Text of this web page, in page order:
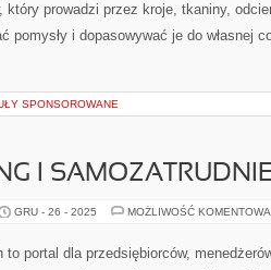
który prowadzi przez kroje, tkaniny,
pomysły i dopasowywać je do własnej
SPONSOROWANE
I
GRU - 26 - 2025 MOŻLIWOŚĆ
to portal dla przedsiębiorców,